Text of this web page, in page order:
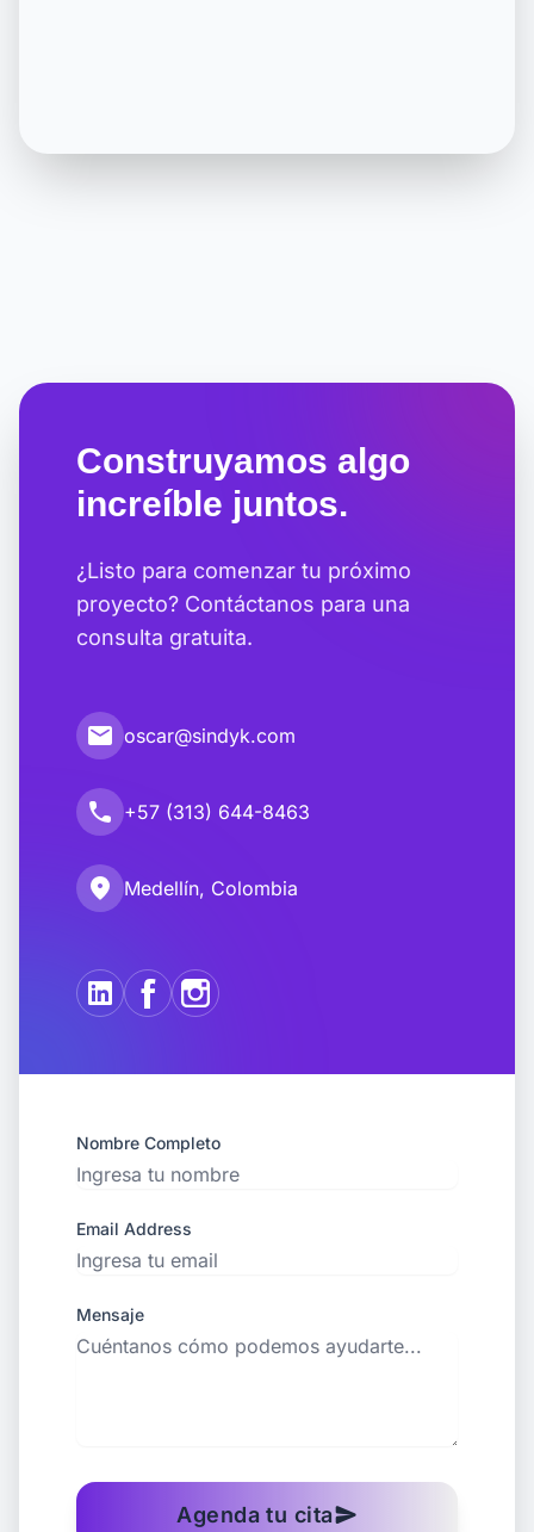
Construyamos algo
increíble juntos.
¿Listo para comenzar tu próximo
proyecto? Contáctanos para una
consulta gratuita.
email oscar@sindyk.com
call +57 (313) 644-8463
location_on Medellín, Colombia
Nombre Completo
Email Address
Mensaje
Agenda tu citasend